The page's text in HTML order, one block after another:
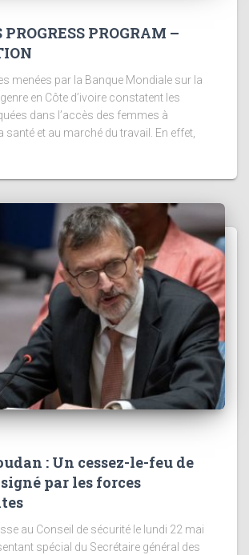
PROGRESS PROGRAM –
menées par la Banque Mondiale sur la
en Côte d’ivoire constatent les
dans l’accès des femmes à
santé et au marché du travail. En effet,
: Un cessez-le-feu de
par les forces
au Conseil de sécurité le lundi 22 mai
spécial du Secrétaire général des